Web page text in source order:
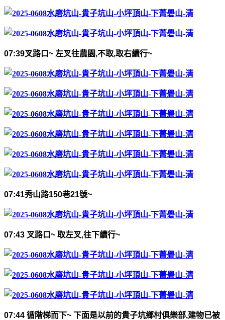
07:39叉路口~ 左叉往農園,不取,取右續行~
07:41秀山路150巷21號~
07:43 叉路口~ 取左叉,往下續行~
07:44 循階梯而下~ 下面是以前的貴子坑鄉村俱樂部,建物已被